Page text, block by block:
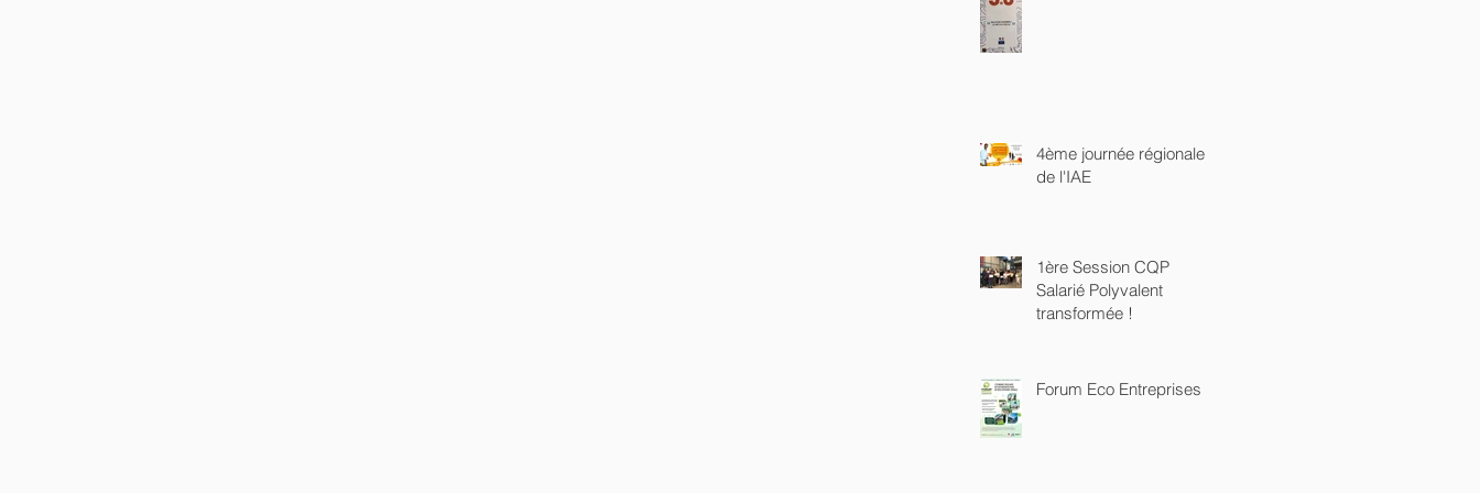
4ème journée régionale
de l'IAE
1ère Session CQP
Salarié Polyvalent
transformée !
Forum Eco Entreprises